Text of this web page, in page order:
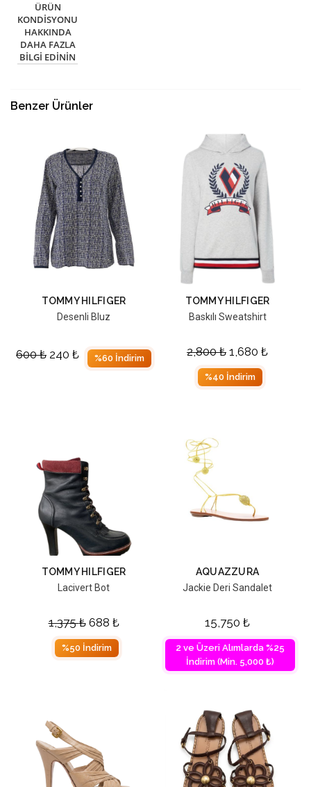
ÜRÜN
KONDISYONU
HAKKINDA
DAHA FAZLA
BILGI EDININ
Benzer Ürünler
TOMMY HILFIGER
Desenli Bluz
600₺ 240 ₺ %60 İndirim
TOMMY HILFIGER
Baskılı Sweatshirt
2,800₺ 1,680 ₺
%40 İndirim
TOMMY HILFIGER
Lacivert Bot
1,375₺ 688 ₺
%50 İndirim
AQUAZZURA
Jackie Deri Sandalet
15,750 ₺
2 ve Üzeri Alımlarda %25
İndirim (Min. 5,000 ₺)